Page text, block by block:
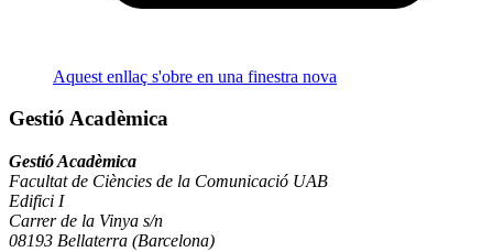
Aquest enllaç s'obre en una finestra nova
Gestió Acadèmica
Gestió Acadèmica
Facultat de Ciències de la Comunicació UAB
Edifici I
Carrer de la Vinya s/n
08193 Bellaterra (Barcelona)